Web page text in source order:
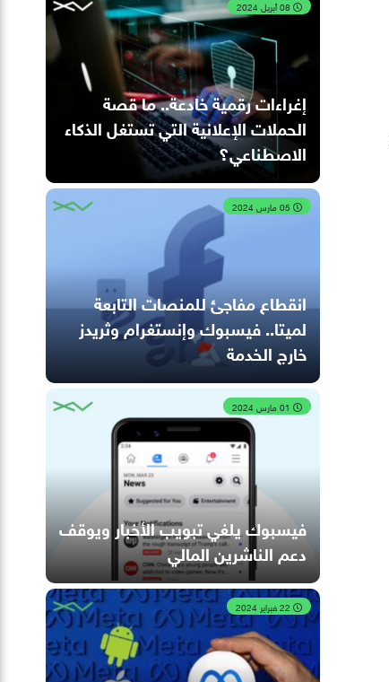
إغراءات رقمية خادعة.. ما قصة
الحملات الإعلانية التي تستغل الذكاء
الاصطناعي؟
انقطاع مفاجئ للمنصات التابعة
لميتا.. فيسبوك وإنستغرام وثريدز
خارج الخدمة
فيسبوك يلغي تبويب الأخبار ويوقف
دعم الناشرين المالي